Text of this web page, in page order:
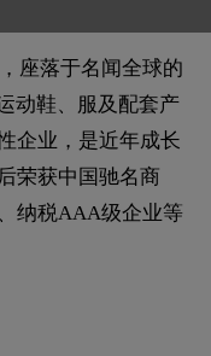
座落于名闻全球的
动鞋、服及配套产
企业，是近年成长
荣获中国驰名商
纳税AAA级企业等